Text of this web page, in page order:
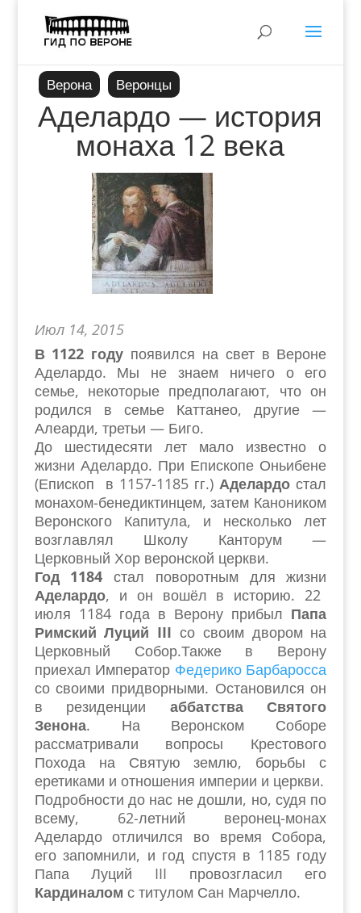
Верона Веронцы
Аделардо — история
монаха 12 века
Июл 14, 2015
В 1122 году появился на свет в Вероне
Аделардо. Мы не знаем ничего о его
семье, некоторые предполагают, что он
родился в семье Каттанео, другие —
Алеарди, третьи — Биго.
До шестидесяти лет мало известно о
жизни Аделардо. При Епископе Оньибене
(Епископ в 1157-1185 гг.) Аделардо стал
монахом-бенедиктинцем, затем Каноником
Веронского Капитула, и несколько лет
возглавлял Школу Канторум —
Церковный Хор веронской церкви.
Год 1184 стал поворотным для жизни
Аделардо, и он вошёл в историю. 22
июля 1184 года в Верону прибыл Папа
Римский Луций III со своим двором на
Церковный Собор.Также в Верону
приехал Император Федерико Барбаросса
со своими придворными. Остановился он
в резиденции аббатства Святого
Зенона. На Веронском Соборе
рассматривали вопросы Крестового
Похода на Святую землю, борьбы с
еретиками и отношения империи и церкви.
Подробности до нас не дошли, но, судя по
всему, 62-летний веронец-монах
Аделардо отличился во время Собора,
его запомнили, и год спустя в 1185 году
Папа Луций III провозгласил его
Кардиналом с титулом Сан Марчелло.